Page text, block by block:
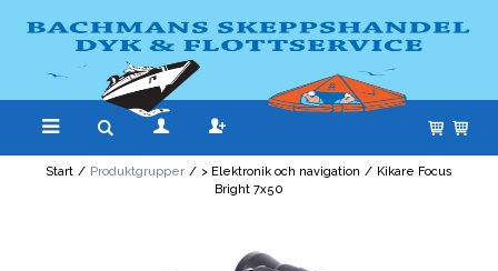
Start / Produktgrupper / > Elektronik och navigation / Kikare Focus
Bright 7x50